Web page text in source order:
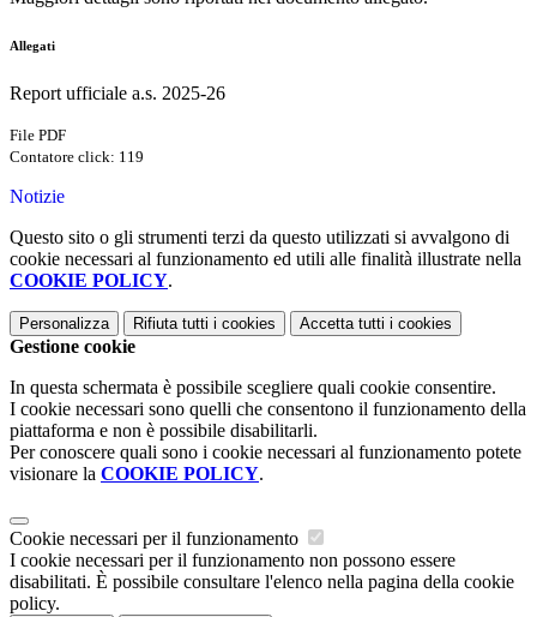
Allegati
Report ufficiale a.s. 2025-26
File PDF
Contatore click: 119
Notizie
Questo sito o gli strumenti terzi da questo utilizzati si avvalgono di
cookie necessari al funzionamento ed utili alle finalità illustrate nella
COOKIE POLICY.
Personalizza Rifiuta tutti i cookies Accetta tutti i cookies
Gestione cookie
In questa schermata è possibile scegliere quali cookie consentire.
I cookie necessari sono quelli che consentono il funzionamento della
piattaforma e non è possibile disabilitarli.
Per conoscere quali sono i cookie necessari al funzionamento potete
visionare la COOKIE POLICY.
Cookie necessari per il funzionamento
I cookie necessari per il funzionamento non possono essere
disabilitati. È possibile consultare l'elenco nella pagina della cookie
policy.